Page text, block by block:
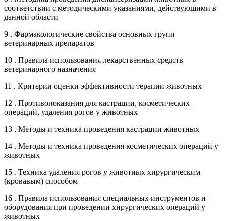
соответствии с методическими указаниями, действующими в
данной области
9 . Фармакологические свойства основных групп
ветеринарных препаратов
10 . Правила использования лекарственных средств
ветеринарного назначения
11 . Критерии оценки эффективности терапии животных
12 . Противопоказания для кастрации, косметических
операций, удаления рогов у животных
13 . Методы и техника проведения кастрации животных
14 . Методы и техника проведения косметических операций у
животных
15 . Техника удаления рогов у животных хирургическим
(кровавым) способом
16 . Правила использования специальных инструментов и
оборудования при проведении хирургических операций у
животных